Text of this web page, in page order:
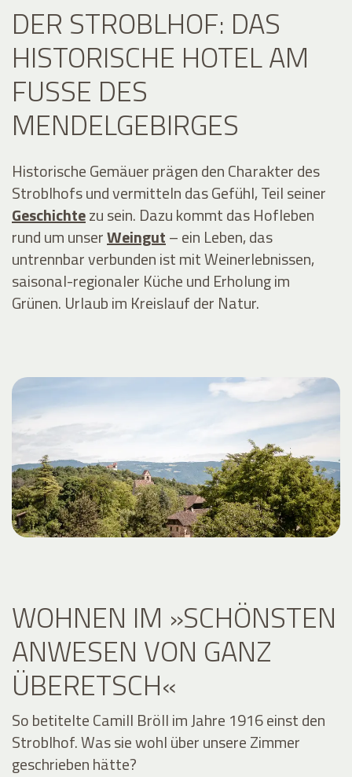
DER STROBLHOF: DAS
HISTORISCHE HOTEL AM
FUSSE DES M
ENDELGEBIRGES
Historische Gemäuer prägen den Charakter des
Stroblhofs und vermitteln das Gefühl, Teil seiner
Geschichtezu sein. Dazu kommt das Hofleben
rund um unserWeingut– ein Leben, das
untrennbar verbunden ist mit Weinerlebnissen,
saisonal-regionaler Küche und Erholung im
Grünen. Urlaub im Kreislauf der Natur.
WOHNEN IM »SCHÖNSTEN
ANWESEN VON GANZ
ÜBERETSCH«
So betitelte Camill Bröll im Jahre 1916 einst den
Stroblhof. Was sie wohl über unsere Zimmer
geschrieben hätte?